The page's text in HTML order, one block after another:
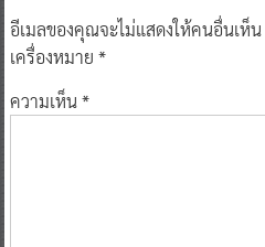
อีเมลของคุณจะไม่แสดงให้คนอื่นเห็น
เครื่องหมาย *
ความเห็น*